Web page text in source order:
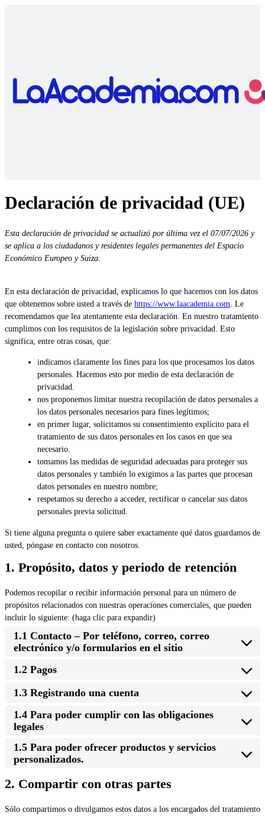
Declaración de privacidad (UE)
Esta declaración de privacidad se actualizó por última vez el 07/07/2026 y
se aplica a los ciudadanos y residentes legales permanentes del Espacio
Económico Europeo y Suiza.
En esta declaración de privacidad, explicamos lo que hacemos con los datos
que obtenemos sobre usted a través de https://www.laacademia.com . Le
recomendamos que lea atentamente esta declaración. En nuestro tratamiento
cumplimos con los requisitos de la legislación sobre privacidad. Esto
significa, entre otras cosas, que:
indicamos claramente los fines para los que procesamos los datos
personales. Hacemos esto por medio de esta declaración de
privacidad.
nos proponemos limitar nuestra recopilación de datos personales a
los datos personales necesarios para fines legítimos;
en primer lugar, solicitamos su consentimiento explícito para el
tratamiento de sus datos personales en los casos en que sea
necesario.
tomamos las medidas de seguridad adecuadas para proteger sus
datos personales y también lo exigimos a las partes que procesan
datos personales en nuestro nombre;
respetamos su derecho a acceder, rectificar o cancelar sus datos
personales previa solicitud.
Si tiene alguna pregunta o quiere saber exactamente qué datos guardamos de
usted, póngase en contacto con nosotros.
1. Propósito, datos y periodo de retención
Podemos recopilar o recibir información personal para un número de
propósitos relacionados con nuestras operaciones comerciales, que pueden
incluir lo siguiente: (haga clic para expandir)
1.1 Contacto – Por teléfono, correo, correo
electrónico y/o formularios en el sitio
1.2 Pagos
1.3 Registrando una cuenta
1.4 Para poder cumplir con las obligaciones
legales
1.5 Para poder ofrecer productos y servicios
personalizados.
2. Compartir con otras partes
Sólo compartimos o divulgamos estos datos a los encargados del tratamiento